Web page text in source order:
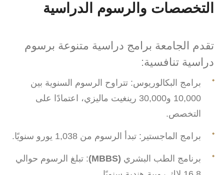
التخصصات والرسوم الدراسية
تقدم الجامعة برامج دراسية متنوعة برسوم
دراسية تنافسية:
برامج البكالوريوس: تتراوح الرسوم السنوية بين
10,000 و30,000 رينغيت ماليزي، اعتمادًا على
التخصص.
برامج الماجستير: تبدأ الرسوم من 1,038 يورو سنويًا.
برنامج الطب البشري (MBBS)
: تبلغ الرسوم حوالي